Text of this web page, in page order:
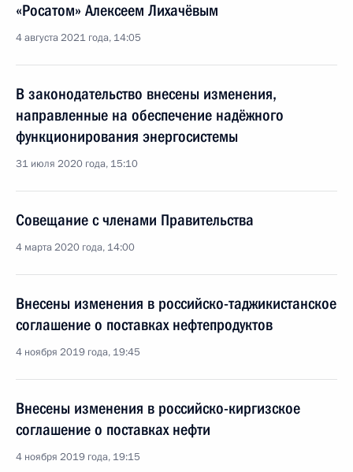
«Росатом» Алексеем Лихачёвым
4 августа 2021 года, 14:05
В законодательство внесены изменения,
направленные на обеспечение надёжного
функционирования энергосистемы
31 июля 2020 года, 15:10
Совещание с членами Правительства
4 марта 2020 года, 14:00
Внесены изменения в российско-таджикистанское
соглашение о поставках нефтепродуктов
4 ноября 2019 года, 19:45
Внесены изменения в российско-киргизское
соглашение о поставках нефти
4 ноября 2019 года, 19:15